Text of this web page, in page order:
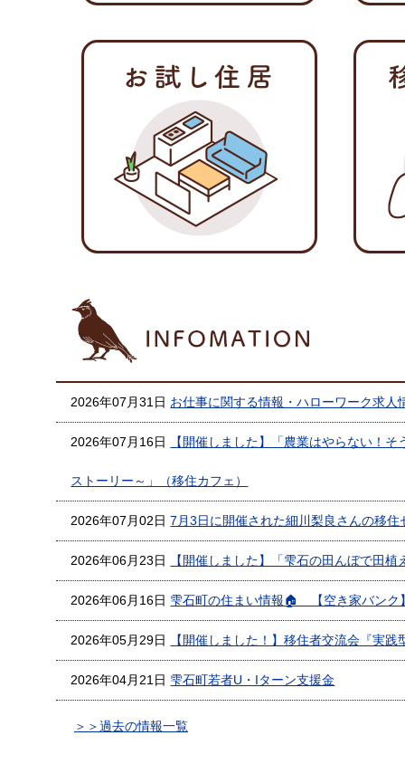
2026年07月31日 お仕事に関する情報・ハローワーク求
2026年07月16日 【開催しました】「農業はやらない！
ストーリー～」（移住カフェ）
2026年07月02日 7月3日に開催された細川梨良さんの移
2026年06月23日 【開催しました】「雫石の田んぼで田
2026年06月16日 雫石町の住まい情報🏠 【空き家バンク
2026年05月29日 【開催しました！】移住者交流会『実
2026年04月21日 雫石町若者U・Iターン支援金
＞＞過去の情報一覧